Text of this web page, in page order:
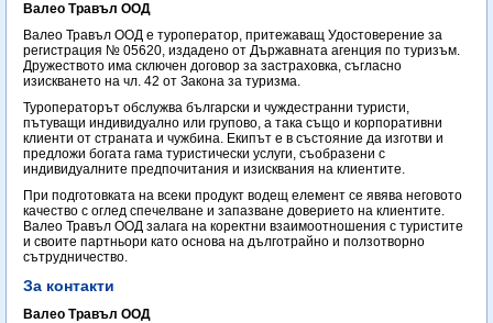
Валео Травъл ООД
Валео Травъл ООД е туроператор, притежаващ Удостоверение за
регистрация № 05620, издадено от Държавната агенция по туризъм.
Дружеството има сключен договор за застраховка, съгласно
изискването на чл. 42 от Закона за туризма.
Туроператорът обслужва български и чуждестранни туристи,
пътуващи индивидуално или групово, а така също и корпоративни
клиенти от страната и чужбина. Екипът е в състояние да изготви и
предложи богата гама туристически услуги, съобразени с
индивидуалните предпочитания и изисквания на клиентите.
При подготовката на всеки продукт водещ елемент се явява неговото
качество с оглед спечелване и запазване доверието на клиентите.
Валео Травъл ООД залага на коректни взаимоотношения с туристите
и своите партньори като основа на дълготрайно и ползотворно
сътрудничество.
За контакти
Валео Травъл ООД